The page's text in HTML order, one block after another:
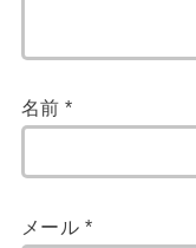
名前*
メール *